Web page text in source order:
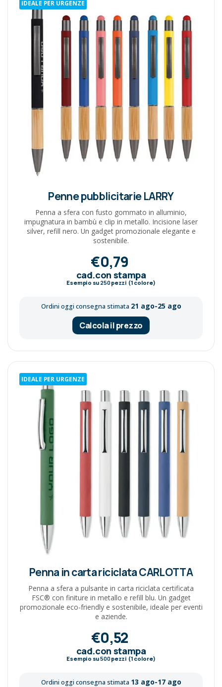
IDEALE PER URGENZE
Penne pubblicitarie LARRY
Penna a sfera con fusto gommato in alluminio,
impugnatura in bambù e clip in metallo. Incisione laser
silver, refill nero. Un gadget promozionale elegante e
sostenibile.
€0,79
cad.con stampa
Esempio su 250pezzi (1 colore)
Ordini oggi consegna stimata 21 ago-25 ago
Calcola il prezzo
IDEALE PER URGENZE
Penna in carta riciclata CARLOTTA
Penna a sfera a pulsante in carta riciclata certificata
FSC® con finiture in metallo e refill blu. Un gadget
promozionale eco-friendly e sostenibile, ideale per eventi
e aziende.
€0,52
cad.con stampa
Esempio su500pezzi (1 colore)
Ordini oggi consegna stimata 13 ago-17 ago